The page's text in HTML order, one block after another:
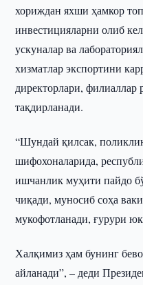
хориждан яхши ҳамкор
инвестицияларни олиб
ускуналар ва
хизматлар экспортини
директорлари, филиаллар
тақдирланади.
“Шундай қилсак,
шифохоналарида,
ишчанлик муҳити пайдо
чиқади, муносиб соҳа
мукофотланади, ғурури
Халқимиз ҳам бунинг
айланади”, – деди